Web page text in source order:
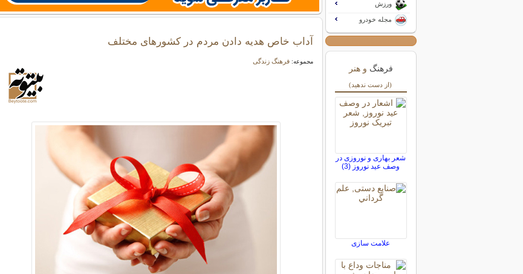
آداب خاص هدیه دادن مردم در کشورهای مختلف
مجموعه:فرهنگ زندگی
ورزش
مجله خودرو
فرهنگ و هنر
(از دست ندهید)
شعر بهاری و نوروزی در
وصف عید نوروز (3)
علامت سازی